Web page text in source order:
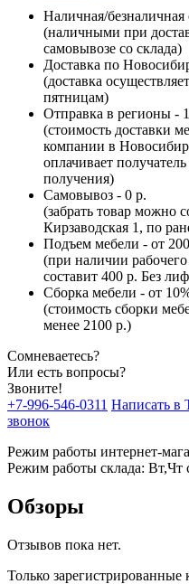
Наличная/безналичная
(наличными при
самовывозе со склада)
Доставка по
(доставка
пятницам)
Отправка в регионы -
(стоимость доставки
компании в
оплачивает
получения)
Самовывоз - 0 р.
(забрать товар можно
Кирзаводская 1, по
Подъем мебели - от
(при наличии
составит 400 р. Без
Сборка мебели - от
(стоимость сборки
менее 2100 р.)
Сомневаетесь?
Или есть вопросы?
Звоните!
+7-996-546-0311 Написать в
звонок
Режим работы интернет-
Режим работы склада: Вт,Чт
Обзоры
Отзывов пока нет.
Только